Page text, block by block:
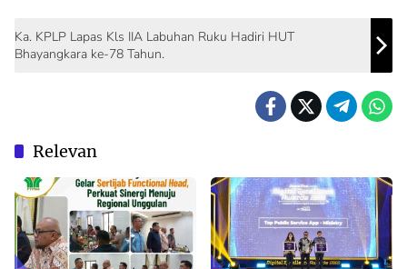
Ka. KPLP Lapas Kls IIA Labuhan Ruku Hadiri HUT
Bhayangkara ke-78 Tahun.
Relevan